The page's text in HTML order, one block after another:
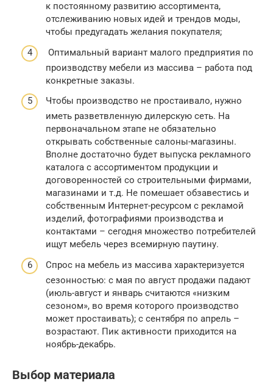
к постоянному развитию ассортимента,
отслеживанию новых идей и трендов моды,
чтобы предугадать желания покупателя;
Оптимальный вариант малого предприятия по
производству мебели из массива – работа под
конкретные заказы.
Чтобы производство не простаивало, нужно
иметь разветвленную дилерскую сеть. На
первоначальном этапе не обязательно
открывать собственные салоны-магазины.
Вполне достаточно будет выпуска рекламного
каталога с ассортиментом продукции и
договоренностей со строительными фирмами,
магазинами и т.д. Не помешает обзавестись и
собственным Интернет-ресурсом с рекламой
изделий, фотографиями производства и
контактами – сегодня множество потребителей
ищут мебель через всемирную паутину.
Спрос на мебель из массива характеризуется
сезонностью: с мая по август продажи падают
(июль-август и январь считаются «низким
сезоном», во время которого производство
может простаивать); с сентября по апрель –
возрастают. Пик активности приходится на
ноябрь-декабрь.
Выбор материала